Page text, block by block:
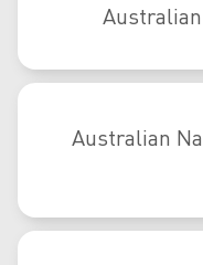
Australian